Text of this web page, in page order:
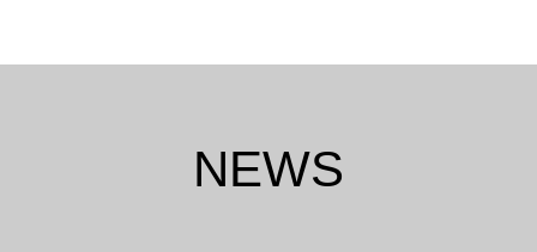
NEWS